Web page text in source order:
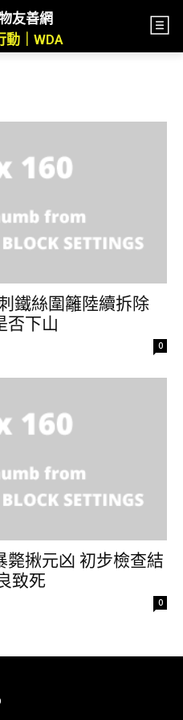
友善網
動｜WDA
鐵絲圍籬陸續拆除
否下山
0
斃揪元凶 初步檢查結
致死
0